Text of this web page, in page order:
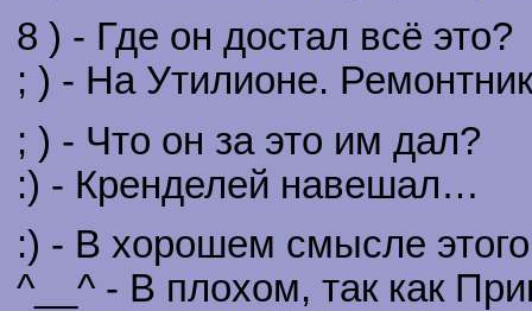
8 ) - Где он достал всё это?
; ) - На Утилионе.
; ) - Что он за это им дал?
:) - Кренделей навешал…
:) - В хорошем смысле
^__^ - В плохом, так как